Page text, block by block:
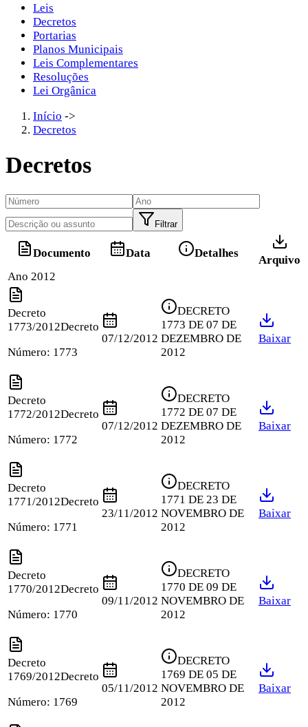
Leis
Decretos
Portarias
Planos Municipais
Leis Complementares
Resoluções
Lei Orgânica
Início ->
Decretos
Decretos
Filtrar
Documento Data Detalhes
Arquivo
Ano 2012
Decreto
1773/2012Decreto
Número: 1773
07/12/2012
DECRETO
1773 DE 07 DE
DEZEMBRO DE
2012
Baixar
Decreto
1772/2012Decreto
Número: 1772
07/12/2012
DECRETO
1772 DE 07 DE
DEZEMBRO DE
2012
Baixar
Decreto
1771/2012Decreto
Número: 1771
23/11/2012
DECRETO
1771 DE 23 DE
NOVEMBRO DE
2012
Baixar
Decreto
1770/2012Decreto
Número: 1770
09/11/2012
DECRETO
1770 DE 09 DE
NOVEMBRO DE
2012
Baixar
Decreto
1769/2012Decreto
Número: 1769
05/11/2012
DECRETO
1769 DE 05 DE
NOVEMBRO DE
2012
Baixar